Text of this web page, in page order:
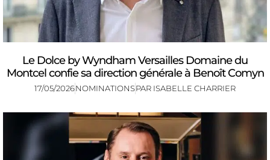
Le Dolce by Wyndham Versailles Domaine du
Montcel confie sa direction générale à Benoît Comyn
17/05/2026NOMINATIONSPAR ISABELLE CHARRIER